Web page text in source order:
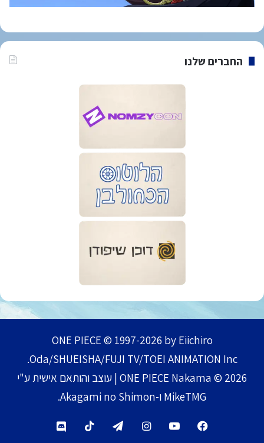
החברים שלנו
ONE PIECE © 1997-2026 by Eiichiro
Oda/SHUEISHA/FUJI TV/TOEI ANIMATION Inc.
ONE PIECE Nakama © 2026 | עוצב והותאם אישית ע"י
MikeTMG ו-Akagami no Shimon.
Facebook
YouTube
Instagram
Telegram
TikTok
Discord